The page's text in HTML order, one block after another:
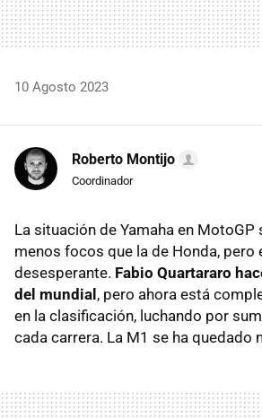
10 Agosto 2023
Roberto Montijo
Coordinador
La situación de Yamaha en MotoGP
menos focos que la de Honda, pero
desesperante. Fabio Quartararo
del mundial, pero ahora está
en la clasificación, luchando por
cada carrera. La M1 se ha quedado